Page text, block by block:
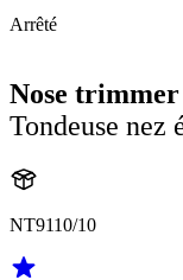
Arrêté
Nose trimmer
Tondeuse nez
NT9110/10